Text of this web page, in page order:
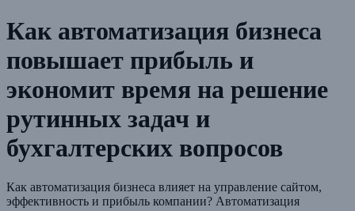
Как автоматизация бизнеса
повышает прибыль и
экономит время на решение
рутинных задач и
бухгалтерских вопросов
Как автоматизация бизнеса влияет на управление сайтом,
эффективность и прибыль компании? Автоматизация